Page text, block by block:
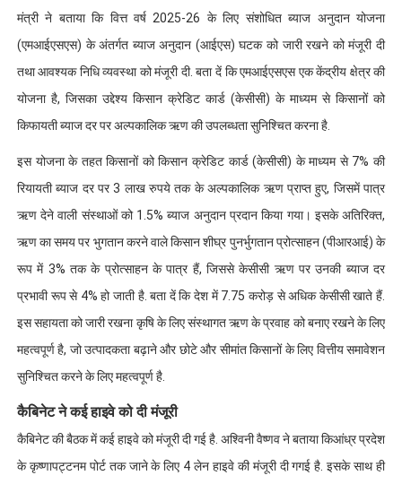
मंत्री ने बताया कि वित्त वर्ष 2025-26 के लिए संशोधित ब्याज अनुदान योजना
(एमआईएसएस) के अंतर्गत ब्याज अनुदान (आईएस) घटक को जारी रखने को मंजूरी दी
तथा आवश्यक निधि व्यवस्था को मंजूरी दी. बता दें कि एमआईएसएस एक केंद्रीय क्षेत्र की
योजना है, जिसका उद्देश्य किसान क्रेडिट कार्ड (केसीसी) के माध्यम से किसानों को
किफायती ब्याज दर पर अल्पकालिक ऋण की उपलब्धता सुनिश्चित करना है.
इस योजना के तहत किसानों को किसान क्रेडिट कार्ड (केसीसी) के माध्यम से 7% की
रियायती ब्याज दर पर 3 लाख रुपये तक के अल्पकालिक ऋण प्राप्त हुए, जिसमें पात्र
ऋण देने वाली संस्थाओं को 1.5% ब्याज अनुदान प्रदान किया गया। इसके अतिरिक्त,
ऋण का समय पर भुगतान करने वाले किसान शीघ्र पुनर्भुगतान प्रोत्साहन (पीआरआई) के
रूप में 3% तक के प्रोत्साहन के पात्र हैं, जिससे केसीसी ऋण पर उनकी ब्याज दर
प्रभावी रूप से 4% हो जाती है. बता दें कि देश में 7.75 करोड़ से अधिक केसीसी खाते हैं.
इस सहायता को जारी रखना कृषि के लिए संस्थागत ऋण के प्रवाह को बनाए रखने के लिए
महत्वपूर्ण है, जो उत्पादकता बढ़ाने और छोटे और सीमांत किसानों के लिए वित्तीय समावेशन
सुनिश्चित करने के लिए महत्वपूर्ण है.
कैबिनेट ने कई हाइवे को दी मंजूरी
कैबिनेट की बैठक में कई हाइवे को मंजूरी दी गई है. अश्विनी वैष्णव ने बताया किआंध्र प्रदेश
के कृष्णापट्टनम पोर्ट तक जाने के लिए 4 लेन हाइवे की मंजूरी दी गगई है. इसके साथ ही